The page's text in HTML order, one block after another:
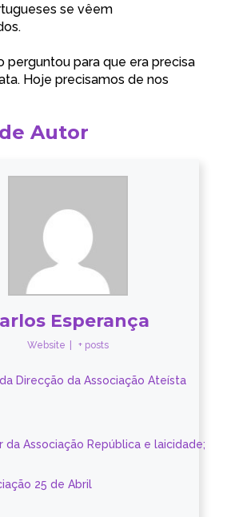
se vêem
perguntou para que era precisa
Hoje precisamos de nos
Autor
Esperança
Website + posts
Direcção da Associação Ateísta
da Associação República e laicidade;
25 de Abril